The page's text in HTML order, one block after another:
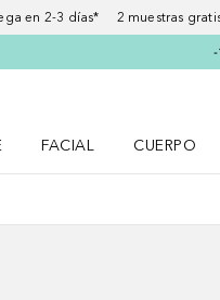
en 2-3 días* 2 muestras
FACIAL
CUERPO